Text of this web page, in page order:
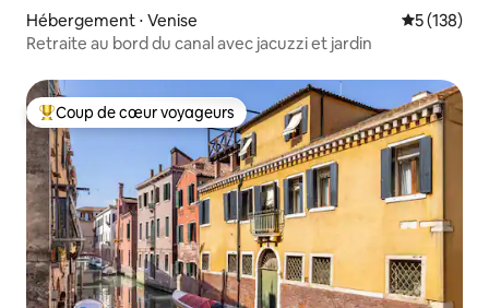
Hébergement ⋅ Venise Évaluation
5 (138)
Retraite au bord du canal avec jacuzzi et jardin
Coups de cœur voyageurs les plus appréciés
Coup de cœur voyageurs